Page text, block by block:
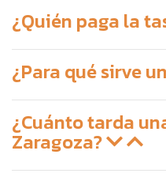
¿Quién paga la
¿Para qué sirve
¿Cuánto tarda
Zaragoza?